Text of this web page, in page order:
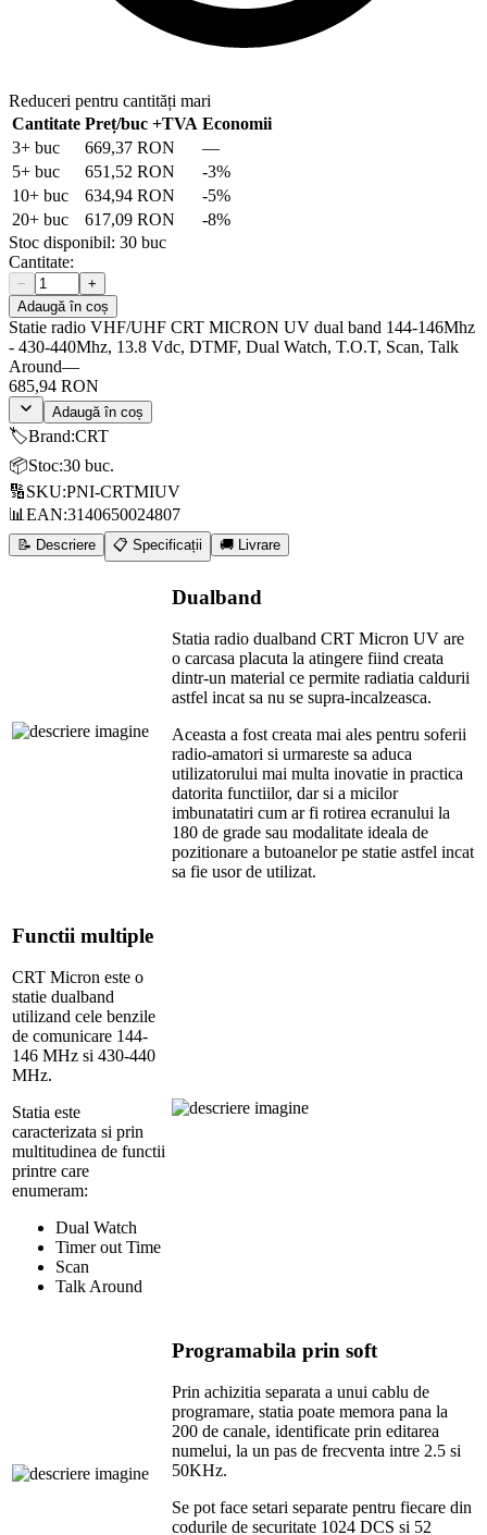
Reduceri pentru cantități mari
Cantitate Preț/buc +TVA Economii
3+ buc 669,37 RON
—
5+ buc 651,52 RON -3%
10+ buc 634,94 RON -5%
20+ buc 617,09 RON -8%
Stoc disponibil: 30 buc
Cantitate:
−
+
Adaugă în coș
Statie radio VHF/UHF CRT MICRON UV dual band 144-146Mhz
- 430-440Mhz, 13.8 Vdc, DTMF, Dual Watch, T.O.T, Scan, Talk
Around—
685,94 RON
Adaugă în coș
🏷️Brand:CRT
📦Stoc:30 buc.
🔢SKU:PNI-CRTMIUV
📊 EAN:3140650024807
📝 Descriere 📋 Specificații 🚚 Livrare
Dualband
Statia radio dualband CRT Micron UV are
o carcasa placuta la atingere fiind creata
dintr-un material ce permite radiatia caldurii
astfel incat sa nu se supra-incalzeasca.
Aceasta a fost creata mai ales pentru soferii
radio-amatori si urmareste sa aduca
utilizatorului mai multa inovatie in practica
datorita functiilor, dar si a micilor
imbunatatiri cum ar fi rotirea ecranului la
180 de grade sau modalitate ideala de
pozitionare a butoanelor pe statie astfel incat
sa fie usor de utilizat.
Functii multiple
CRT Micron este o
statie dualband
utilizand cele benzile
de comunicare 144-
146 MHz si 430-440
MHz.
Statia este
caracterizata si prin
multitudinea de functii
printre care
enumeram:
Dual Watch
Timer out Time
Scan
Talk Around
Programabila prin soft
Prin achizitia separata a unui cablu de
programare, statia poate memora pana la
200 de canale, identificate prin editarea
numelui, la un pas de frecventa intre 2.5 si
50KHz.
Se pot face setari separate pentru fiecare din
codurile de securitate 1024 DCS si 52